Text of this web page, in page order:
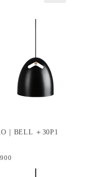
｜BELL ＋30P1